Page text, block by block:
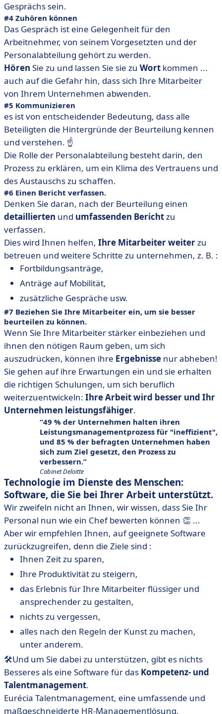
Gesprächs sein.
#4 Zuhören können
Das Gespräch ist eine Gelegenheit für den
Arbeitnehmer, von seinem Vorgesetzten und der
Personalabteilung gehört zu werden.
Hören Sie zu und lassen Sie sie zu Wort kommen ...
auch auf die Gefahr hin, dass sich Ihre Mitarbeiter
von Ihrem Unternehmen abwenden.
#5 Kommunizieren
es ist von entscheidender Bedeutung, dass alle
Beteiligten die Hintergründe der Beurteilung kennen
und verstehen. ☝️
Die Rolle der Personalabteilung besteht darin, den
Prozess zu erklären, um ein Klima des Vertrauens und
des Austauschs zu schaffen.
#6 Einen Bericht verfassen.
Denken Sie daran, nach der Beurteilung einen
detaillierten und umfassenden Berichtzu
verfassen.
Dies wird Ihnen helfen, Ihre Mitarbeiter weiterzu
betreuen und weitere Schritte zu unternehmen, z. B. :
Fortbildungsanträge,
Anträge auf Mobilität,
zusätzliche Gespräche usw.
#7 Beziehen Sie Ihre Mitarbeiter ein, um sie besser
beurteilen zu können.
Wenn Sie Ihre Mitarbeiter stärker einbeziehen und
ihnen den nötigen Raum geben, um sich
auszudrücken, können ihre Ergebnisse nur abheben!
Sie gehen auf ihre Erwartungen ein und sie erhalten
die richtigen Schulungen, um sich beruflich
weiterzuentwickeln: Ihre Arbeit wird besser und Ihr
Unternehmen leistungsfähiger.
49 % der Unternehmen halten ihren
Leistungsmanagementprozess für "ineffizient",
und 85 % der befragten Unternehmen haben
sich zum Ziel gesetzt, den Prozess zu
verbessern.
Cabinet Deloitte
Technologie im Dienste des Menschen:
Software, die Sie bei Ihrer Arbeit unterstützt.
Wir zweifeln nicht an Ihnen, wir wissen, dass Sie Ihr
Personal nun wie ein Chef bewerten können 👏 ...
Aber wir empfehlen Ihnen, auf geeignete Software
zurückzugreifen, denn die Ziele sind :
Ihnen Zeit zu sparen,
Ihre Produktivität zu steigern,
das Erlebnis für Ihre Mitarbeiter flüssiger und
ansprechender zu gestalten,
nichts zu vergessen,
alles nach den Regeln der Kunst zu machen,
unter anderem.
🛠Und um Sie dabei zu unterstützen, gibt es nichts
Besseres als eine Software für das Kompetenz- und
Talentmanagement.
Eurécia Talentmanagement, eine umfassende und
maßgeschneiderte HR-Managementlösung,